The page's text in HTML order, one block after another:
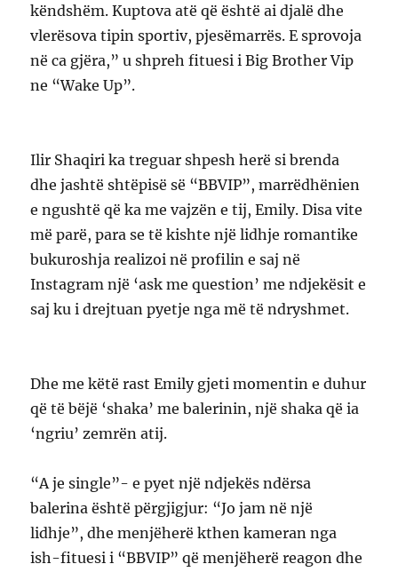
këndshëm. Kuptova atë që është ai djalë dhe
vlerësova tipin sportiv, pjesëmarrës. E sprovoja
në ca gjëra,” u shpreh fituesi i Big Brother Vip
ne “Wake Up”.
Ilir Shaqiri ka treguar shpesh herë si brenda
dhe jashtë shtëpisë së “BBVIP”, marrëdhënien
e ngushtë që ka me vajzën e tij, Emily. Disa vite
më parë, para se të kishte një lidhje romantike
bukuroshja realizoi në profilin e saj në
Instagram një ‘ask me question’ me ndjekësit e
saj ku i drejtuan pyetje nga më të ndryshmet.
Dhe me këtë rast Emily gjeti momentin e duhur
që të bëjë ‘shaka’ me balerinin, një shaka që ia
‘ngriu’ zemrën atij.
“A je single”- e pyet një ndjekës ndërsa
balerina është përgjigjur: “Jo jam në një
lidhje”, dhe menjëherë kthen kameran nga
ish-fituesi i “BBVIP” që menjëherë reagon dhe